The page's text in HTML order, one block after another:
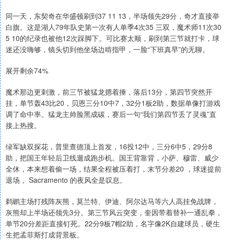
同一天，东契奇在华盛顿刷到37 11 13，半场领先29分，奇才直接举
白旗。这是湖人79年队史第一次有人单季4次35 三双，魔术师11次30
5 10的纪录也被他12次踩脚下。可比赛太顺，刷到第三节就打卡，球
迷还没嗨够，镜头切到他坐场边啃指甲，一脸“下班真早”的无聊。
展开剩余74%
魔术那边更刺激，前三节被猛龙摁着捶，落后13分，第四节突然开
挂，单节轰43比20，贝恩三分10中7，32分1板2助，数据单像打游戏
调了命中率。猛龙主帅脸黑成碳，赛后一句“我们第四节丢了灵魂”直
接上热搜。
绿军缺双探花，普里查德顶上首发，16投12中，三分6中5，29分8
助，把国王年轻后卫线遛成跑步机。国王背靠背，小萨、穆雷、威少
全休，本来想着偷一场，结果全程被压着打，末节分差20 ，球迷提前
退场， Sacramento 的夜风全是叹息。
鹈鹕主场打残阵灰熊，莫兰特、伊迪、阿尔达马等六人高挂免战牌，
灰熊却上半场还领先3分。第三节风云突变，奎因带着替补一通乱拳，
单节20分差距直接钉死。22分9板7帽2助，名字像2K自建球员，硬生
生把孟菲斯打成背景板。